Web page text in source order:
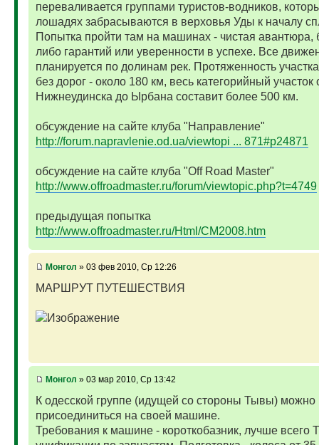
переваливается группами туристов-водников,
лошадях забрасываются в верховья Уды к началу
Попытка пройти там на машинах - чистая авантюра,
либо гарантий или уверенности в успехе. Все
планируется по долинам рек. Протяженность
без дорог - около 180 км, весь категорийный участок
Нижнеудинска до Ырбана составит более 500 км.
обсуждение на сайте клуба "Направление"
http://forum.napravlenie.od.ua/viewtopi ... 871#p24871
обсуждение на сайте клуба "Off Road Master"
http://www.offroadmaster.ru/forum/viewtopic.php?t=4749
предыдущая попытка
http://www.offroadmaster.ru/Html/CM2008.htm
Монгол » 03 фев 2010, Ср 12:26
МАРШРУТ ПУТЕШЕСТВИЯ
Монгол » 03 мар 2010, Ср 13:42
К одесской группе (идущей со стороны Тывы) можно
присоединиться на своей машине.
Требования к машине - короткобазник, лучше всего